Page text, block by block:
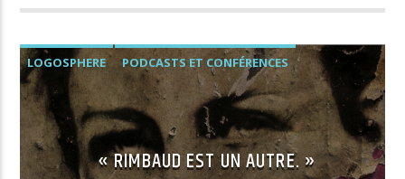
LOGOSPHERE PODCASTS ET CONFÉRENCES
« RIMBAUD EST UN AUTRE. »